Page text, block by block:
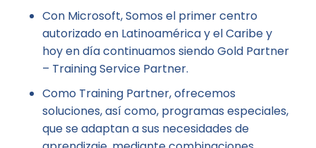
Con Microsoft, Somos el primer centro
autorizado en Latinoamérica y el Caribe y
hoy en día continuamos siendo Gold Partner
– Training Service Partner.
Como Training Partner, ofrecemos
soluciones, así como, programas especiales,
que se adaptan a sus necesidades de